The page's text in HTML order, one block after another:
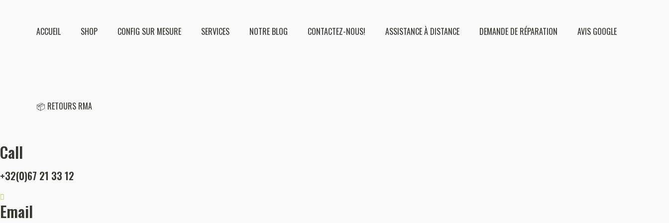
ACCUEIL SHOP CONFIG SUR MESURE SERVICES NOTRE BLOG CONTACTEZ-NOUS! ASSISTANCE À DISTANCE DEMANDE DE RÉPARATION AVIS GOOGLE
📦 RETOURS RMA
Call
+32(0)67 21 33 12
Email